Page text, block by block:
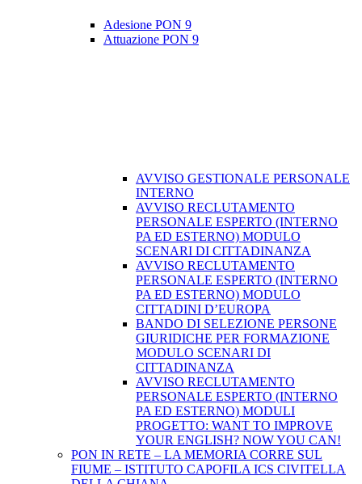
Adesione PON 9
Attuazione PON 9
AVVISO GESTIONALE PERSONALE
INTERNO
AVVISO RECLUTAMENTO
PERSONALE ESPERTO (INTERNO
PA ED ESTERNO) MODULO
SCENARI DI CITTADINANZA
AVVISO RECLUTAMENTO
PERSONALE ESPERTO (INTERNO
PA ED ESTERNO) MODULO
CITTADINI D’EUROPA
BANDO DI SELEZIONE PERSONE
GIURIDICHE PER FORMAZIONE
MODULO SCENARI DI
CITTADINANZA
AVVISO RECLUTAMENTO
PERSONALE ESPERTO (INTERNO
PA ED ESTERNO) MODULI
PROGETTO: WANT TO IMPROVE
YOUR ENGLISH? NOW YOU CAN!
PON IN RETE – LA MEMORIA CORRE SUL
FIUME – ISTITUTO CAPOFILA ICS CIVITELLA